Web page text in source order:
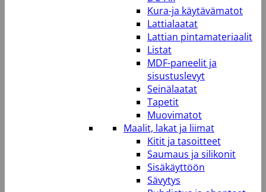
Kura-ja käytävämatot
Lattialaatat
Lattian pintamateriaalit
Listat
MDF-paneelit ja
sisustuslevyt
Seinälaatat
Tapetit
Muovimatot
Maalit, lakat ja liimat
Kitit ja tasoitteet
Saumaus ja silikonit
Sisäkäyttöön
Sävytys